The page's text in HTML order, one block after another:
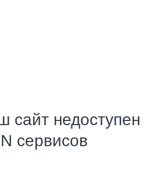
сайт недоступен
сервисов